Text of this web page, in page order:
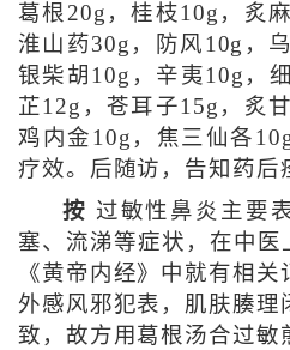
葛根20g，桂枝10g，炙
淮山药30g，防风10g，
银柴胡10g，辛夷10g，
芷12g，苍耳子15g，炙
鸡内金10g，焦三仙各
疗效。后随访，告知药后
按 过敏性鼻炎主要
塞、流涕等症状，在中医
《黄帝内经》中就有相
外感风邪犯表，肌肤腠理
致，故方用葛根汤合过敏